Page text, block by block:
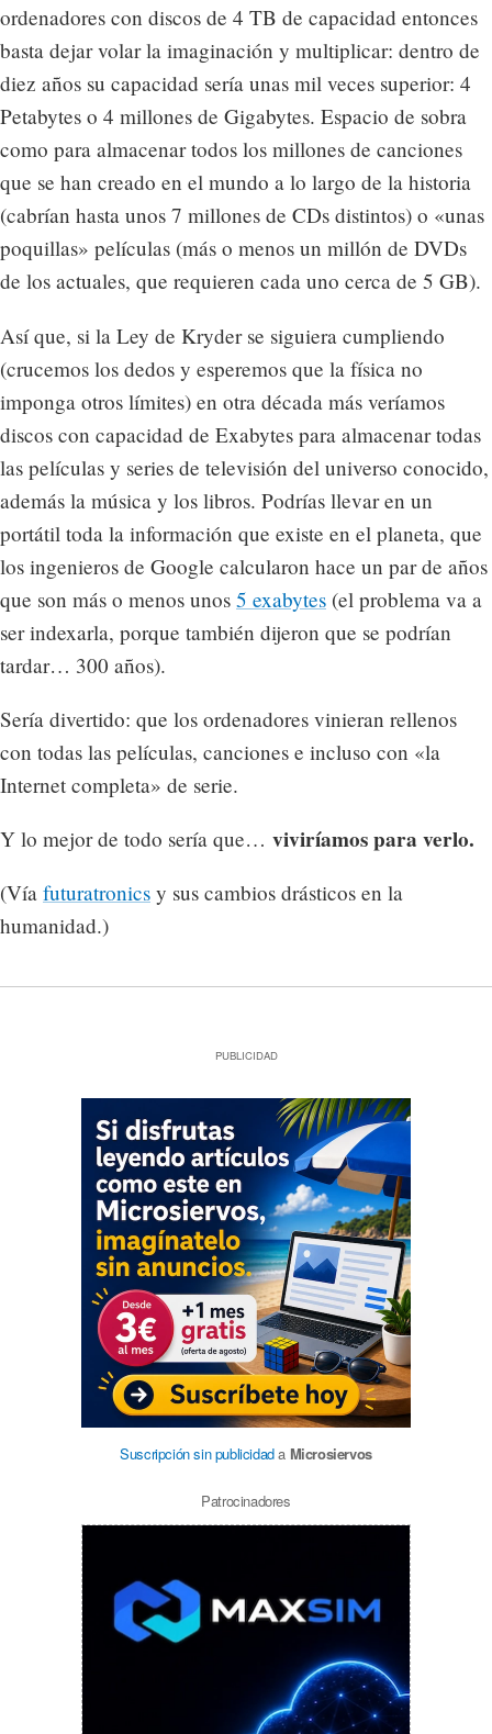
ordenadores con discos de 4 TB de capacidad entonces
basta dejar volar la imaginación y multiplicar: dentro de
diez años su capacidad sería unas mil veces superior: 4
Petabytes o 4 millones de Gigabytes. Espacio de sobra
como para almacenar todos los millones de canciones
que se han creado en el mundo a lo largo de la historia
(cabrían hasta unos 7 millones de CDs distintos) o «unas
poquillas» películas (más o menos un millón de DVDs
de los actuales, que requieren cada uno cerca de 5 GB).
Así que, si la Ley de Kryder se siguiera cumpliendo
(crucemos los dedos y esperemos que la física no
imponga otros límites) en otra década más veríamos
discos con capacidad de Exabytes para almacenar todas
las películas y series de televisión del universo conocido,
además la música y los libros. Podrías llevar en un
portátil toda la información que existe en el planeta, que
los ingenieros de Google calcularon hace un par de años
que son más o menos unos 5 exabytes (el problema va a
ser indexarla, porque también dijeron que se podrían
tardar… 300 años).
Sería divertido: que los ordenadores vinieran rellenos
con todas las películas, canciones e incluso con «la
Internet completa» de serie.
Y lo mejor de todo sería que… viviríamos para verlo.
(Vía futuratronics y sus cambios drásticos en la
humanidad.)
PUBLICIDAD
Suscripción sin publicidada Microsiervos
Patrocinadores